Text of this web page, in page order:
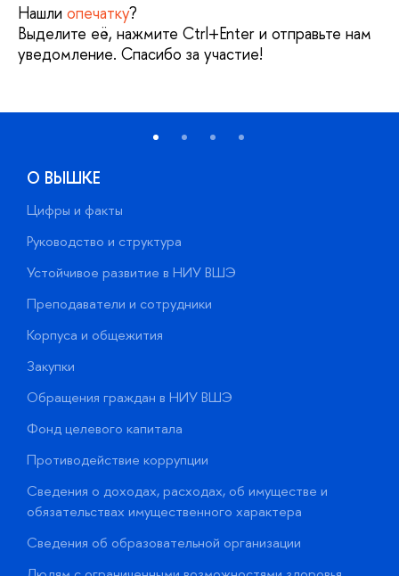
Нашли опечатку?
Выделите её, нажмите Ctrl+Enter и отправьте нам
уведомление. Спасибо за участие!
О ВЫШКЕ
Цифры и факты
Руководство и структура
Устойчивое развитие в НИУ ВШЭ
Преподаватели и сотрудники
Корпуса и общежития
Закупки
Обращения граждан в НИУ ВШЭ
Фонд целевого капитала
Противодействие коррупции
Сведения о доходах, расходах, об имуществе и
обязательствах имущественного характера
Сведения об образовательной организации